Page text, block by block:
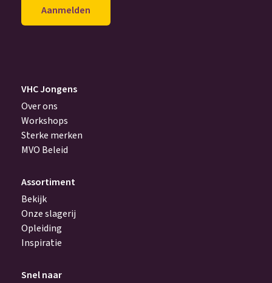
achter
VHC Jongens
Over ons
Workshops
Sterke merken
MVO Beleid
Assortiment
Bekijk
Onze slagerij
Opleiding
Inspiratie
Snel naar